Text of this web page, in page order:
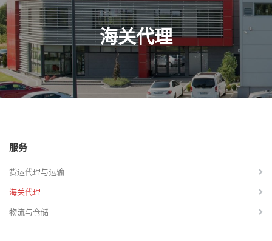
海关代理
服务
货运代理与运输
海关代理
物流与仓储